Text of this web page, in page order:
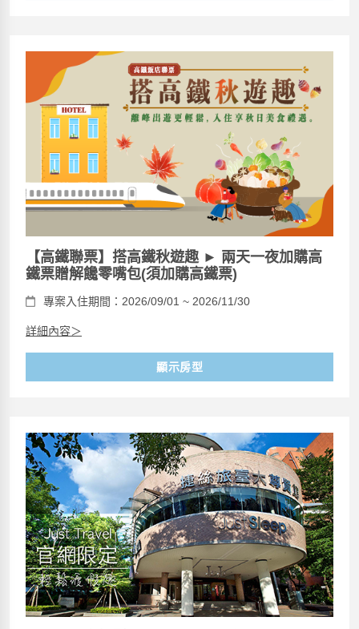
【高鐵聯票】搭高鐵秋遊趣 ► 兩天一夜加購高
鐵票贈解饞零嘴包(須加購高鐵票)
專案入住期間：2026/09/01 ~ 2026/11/30
詳細內容＞
顯示房型